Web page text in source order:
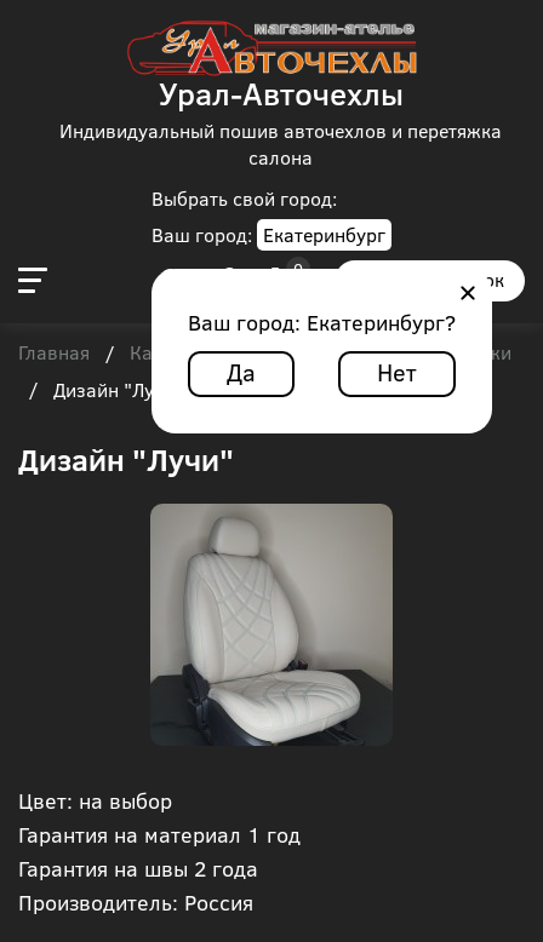
Выбрать свой город:
Ваш город: Екатеринбург
Ваш город: Екатеринбург?
Да Нет
Урал-Авточехлы
Индивидуальный пошив авточехлов и перетяжка
салона
Заказать звонок
Главная / Каталог чехлов /
Авточехлы из экокожи
/
Дизайн "Лучи"
Дизайн "Лучи"
Цвет: на выбор
Гарантия на материал 1 год
Гарантия на швы 2 года
Производитель: Россия